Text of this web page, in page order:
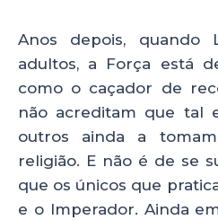
Anos depois,
adultos, a Força está
como o caçador de
não acreditam que tal
outros ainda a
religião. E não é de se
que os únicos que
e o Imperador. Ainda